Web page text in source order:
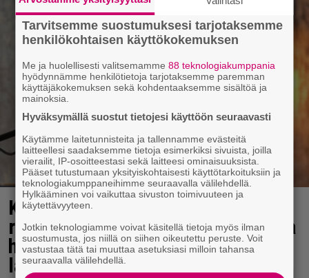
Karita Tykän ja Sami Saikkosen
rakkaus kukoistaa – vähäpukeista
hempeilyä ja leveitä virnistyksiä
laiturilla
Tarvitsemme suostumuksesi tarjotaksemme
henkilökohtaisen käyttökokemuksen
Me ja huolellisesti valitsemamme88 teknologiakumppania
hyödynnämme henkilötietoja tarjotaksemme paremman
käyttäjäkokemuksen sekä kohdentaaksemme sisältöä ja
mainoksia.
Hyväksymällä suostut tietojesi käyttöön seuraavasti
Käytämme laitetunnisteita ja tallennamme evästeitä
laitteellesi saadaksemme tietoja esimerkiksi sivuista, joilla
vierailit, IP-osoitteestasi sekä laitteesi ominaisuuksista.
Pääset tutustumaan yksityiskohtaisesti käyttötarkoituksiin ja
teknologiakumppaneihimme seuraavalla välilehdellä.
Hylkääminen voi vaikuttaa sivuston toimivuuteen ja
käytettävyyteen.
Jotkin teknologiamme voivat käsitellä tietoja myös ilman
suostumusta, jos niillä on siihen oikeutettu peruste. Voit
vastustaa tätä tai muuttaa asetuksiasi milloin tahansa
seuraavalla välilehdellä.